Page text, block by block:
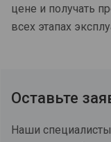
цене и получать
всех этапах
Оставьте
Наши